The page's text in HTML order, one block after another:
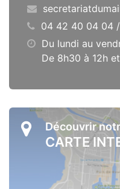
04 42 40 04 04 /
Du lundi au
De 8h30 à 12h
Découvrir
CARTE